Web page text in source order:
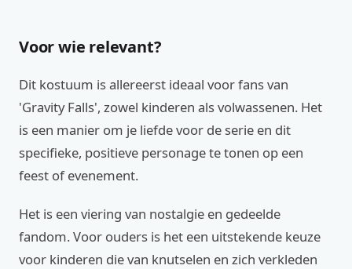
Voor wie relevant?
Dit kostuum is allereerst ideaal voor fans van
'Gravity Falls', zowel kinderen als volwassenen. Het
is een manier om je liefde voor de serie en dit
specifieke, positieve personage te tonen op een
feest of evenement.
Het is een viering van nostalgie en gedeelde
fandom. Voor ouders is het een uitstekende keuze
voor kinderen die van knutselen en zich verkleden